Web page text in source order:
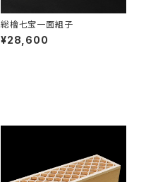
総檜七宝一面組子
¥28,600